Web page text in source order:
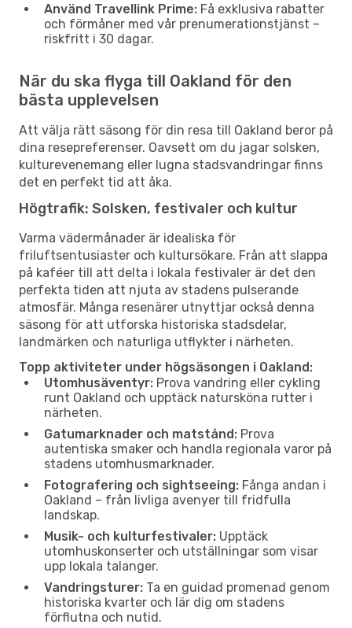
Använd Travellink Prime: Få exklusiva rabatter
och förmåner med vår prenumerationstjänst –
riskfritt i 30 dagar.
När du ska flyga till Oakland för den
bästa upplevelsen
Att välja rätt säsong för din resa till Oakland beror på
dina resepreferenser. Oavsett om du jagar solsken,
kulturevenemang eller lugna stadsvandringar finns
det en perfekt tid att åka.
Högtrafik: Solsken, festivaler och kultur
Varma vädermånader är idealiska för
friluftsentusiaster och kultursökare. Från att slappa
på kaféer till att delta i lokala festivaler är det den
perfekta tiden att njuta av stadens pulserande
atmosfär. Många resenärer utnyttjar också denna
säsong för att utforska historiska stadsdelar,
landmärken och naturliga utflykter i närheten.
Topp aktiviteter under högsäsongen i Oakland:
Utomhusäventyr: Prova vandring eller cykling
runt Oakland och upptäck natursköna rutter i
närheten.
Gatumarknader och matstånd: Prova
autentiska smaker och handla regionala varor på
stadens utomhusmarknader.
Fotografering och sightseeing: Fånga andan i
Oakland – från livliga avenyer till fridfulla
landskap.
Musik- och kulturfestivaler: Upptäck
utomhuskonserter och utställningar som visar
upp lokala talanger.
Vandringsturer: Ta en guidad promenad genom
historiska kvarter och lär dig om stadens
förflutna och nutid.